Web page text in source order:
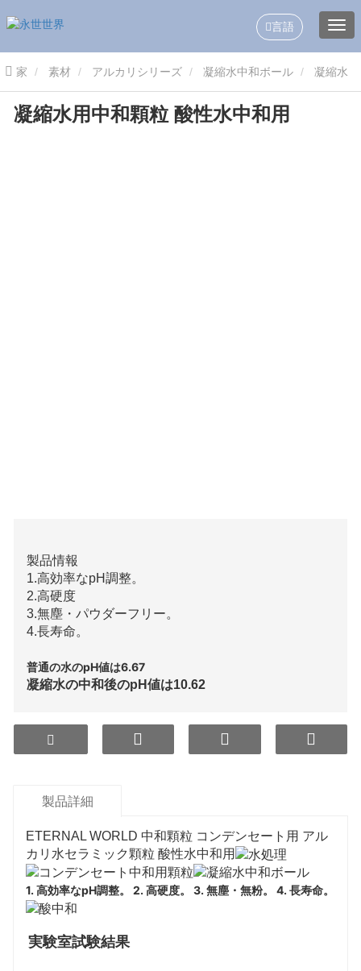
言語
家 素材 アルカリシリーズ 凝縮水中和ボール
用中和粒および酸性水用中和粒
凝縮水用中和顆粒 酸性水中和用
製品情報
1.高効率なpH調整。
2.高硬度
3.無塵・パウダーフリー。
4.長寿命。
普通の水のpH値は6.67
凝縮水の中和後のpH値は10.62
製品詳細
ETERNAL WORLD 中和顆粒 コンデンセート用 アル
カリ水セラミック顆粒 酸性水中和用
1. 高効率なpH調整。 2. 高硬度。 3. 無塵・無粉。 4. 長寿命。
実験室試験結果